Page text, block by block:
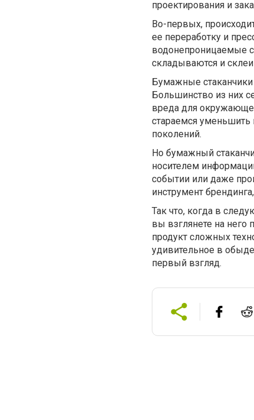
проектирования и
Во-первых,
ее переработку и
водонепроницаемые
складываются и
Бумажные стаканчики
Большинство из них
вреда для
стараемся уменьшить
поколений.
Но бумажный
носителем
событии или даже
инструмент
Так что, когда в
вы взглянете на него
продукт сложных
удивительное в
первый взгляд.